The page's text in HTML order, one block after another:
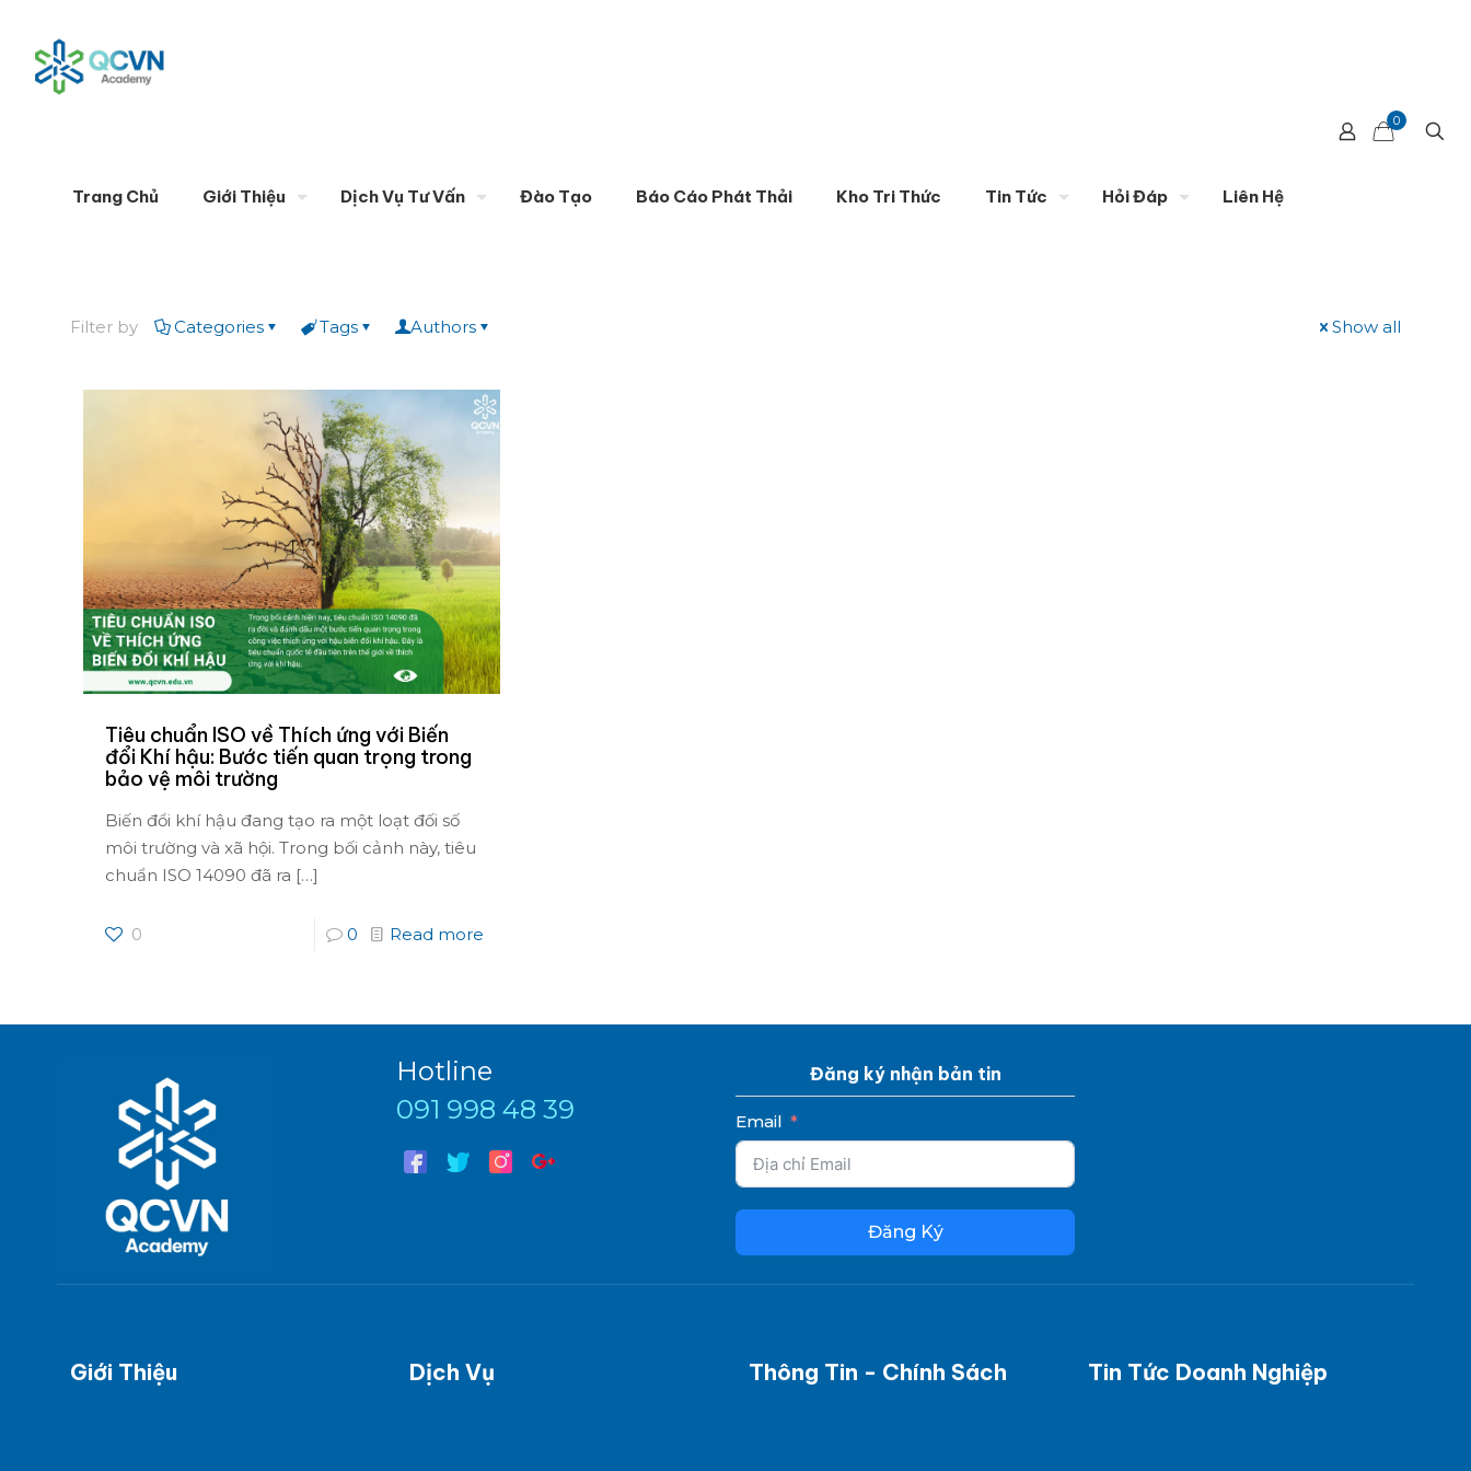
Trang Chủ Giới Thiệu Dịch Vụ Tư Vấn Đào Tạo Báo Cáo Phát Thải Kho Tri Thức Tin Tức Hỏi Đáp Liên Hệ
0
Filter by Categories Tags Authors Show all
Tiêu chuẩn ISO về Thích ứng với Biến
đổi Khí hậu: Bước tiến quan trọng trong
bảo vệ môi trường
Biến đổi khí hậu đang tạo ra một loạt đối số
môi trường và xã hội. Trong bối cảnh này, tiêu
chuẩn ISO 14090 đã ra […]
0 0 Read more
Hotline
091 998 48 39
Đăng ký nhận bản tin
Email
Đăng Ký
Giới Thiệu Dịch Vụ Thông Tin - Chính Sách Tin Tức Doanh Nghiệp